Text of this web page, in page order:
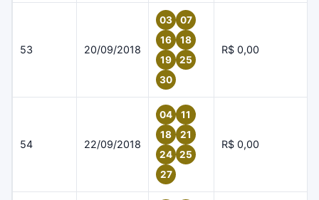
53 20/09/2018
03
07
16
18
19
25
30
R$ 0,00
54 22/09/2018
04
11
18
21
24
25
27
R$ 0,00